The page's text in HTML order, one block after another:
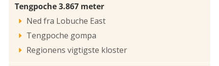
Tengpoche 3.867 meter
 Ned fra Lobuche East
 Tengpoche gompa
 Regionens vigtigste kloster